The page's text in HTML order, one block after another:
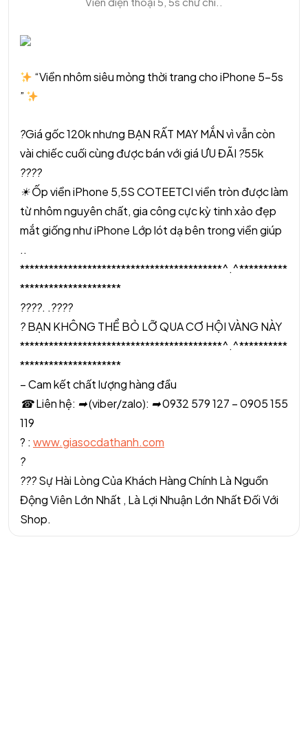
“Viền nhôm siêu mỏng thời trang cho iPhone 5-5s
”
?Giá gốc 120k nhưng BẠN RẤT MAY MẮN vì vẫn còn
vài chiếc cuối cùng được bán với giá ƯU ĐÃI ?55k
????
☀Ốp viền iPhone 5,5S COTEETCI viền tròn được làm
từ nhôm nguyên chất, gia công cực kỳ tinh xảo đẹp
mắt giống như iPhone Lớp lót dạ bên trong viền giúp
..
******************************************^.^**********
*********************
????. .????
?BẠN KHÔNG THỂ BỎ LỠ QUA CƠ HỘI VÀNG NÀY
******************************************^.^**********
*********************
– Cam kết chất lượng hàng đầu
☎Liên hệ: ➡(viber/zalo): ➡0932 579 127 – 0905 155
119
? : www.giasocdathanh.com
?
???Sự Hài Lòng Của Khách Hàng Chính Là Nguồn
Động Viên Lớn Nhất , Là Lợi Nhuận Lớn Nhất Đối Với
Shop.